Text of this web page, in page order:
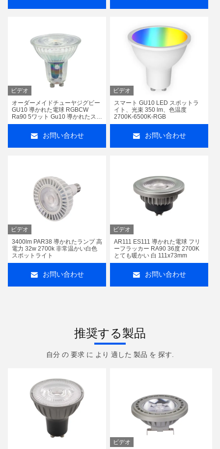
ビデオ
オーダーメイドチューヤジグビー
GU10 導かれた電球 RGBCW
Ra90 5ワット Gu10 導かれたスポ
ットライト 350 ルメン 230V
お問い合わせ
ビデオ
スマート GU10 LED スポットラ
イト、光束 350 lm、色温度
2700K-6500K-RGB
お問い合わせ
ビデオ
3400lm PAR38 導かれたランプ 高
電力 32w 2700k 非常温かい白色
スポットライト
お問い合わせ
ビデオ
AR111 ES111 導かれた電球 フリ
ーフラッカー RA90 36度 2700K
とても暖かい 白 111x73mm
お問い合わせ
推奨する製品
自分 の 要求 に より 適した 製品 を 探す.
ビデオ